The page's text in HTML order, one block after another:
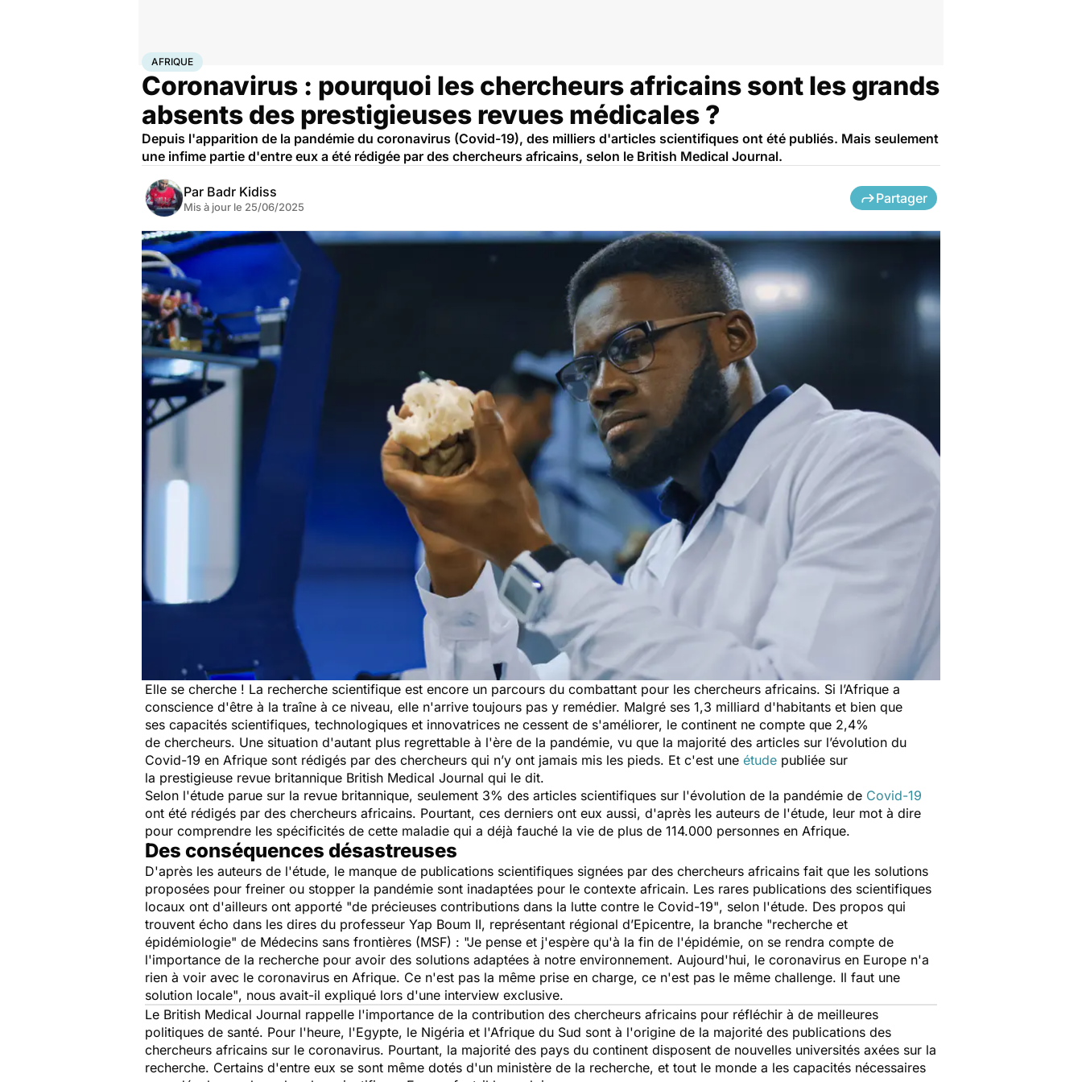
AccueilSantéAfrique
AFRIQUE
Coronavirus : pourquoi les chercheurs africains sont les grands
absents des prestigieuses revues médicales ?
Depuis l'apparition de la pandémie du coronavirus (Covid-19), des milliers d'articles scientifiques ont été publiés. Mais seulement
une infime partie d'entre eux a été rédigée par des chercheurs africains, selon le British Medical Journal.
Par Badr Kidiss
Mis à jour le 25/06/2025
Partager
Elle se cherche ! La recherche scientifique est encore un parcours du combattant pour les chercheurs africains. Si l’Afrique a
conscience d'être à la traîne à ce niveau, elle n'arrive toujours pas y remédier. Malgré ses 1,3 milliard d'habitants et bien que
ses capacités scientifiques, technologiques et innovatrices ne cessent de s'améliorer, le continent ne compte que 2,4%
de chercheurs. Une situation d'autant plus regrettable à l'ère de la pandémie, vu que la majorité des articles sur l’évolution du
Covid-19 en Afrique sont rédigés par des chercheurs qui n’y ont jamais mis les pieds. Et c'est une étude publiée sur
la prestigieuse revue britannique British Medical Journal qui le dit.
Selon l'étude parue sur la revue britannique, seulement 3% des articles scientifiques sur l'évolution de la pandémie de Covid-19
ont été rédigés par des chercheurs africains. Pourtant, ces derniers ont eux aussi, d'après les auteurs de l'étude, leur mot à dire
pour comprendre les spécificités de cette maladie qui a déjà fauché la vie de plus de 114.000 personnes en Afrique.
Des conséquences désastreuses
D'après les auteurs de l'étude, le manque de publications scientifiques signées par des chercheurs africains fait que les solutions
proposées pour freiner ou stopper la pandémie sont inadaptées pour le contexte africain. Les rares publications des scientifiques
locaux ont d'ailleurs ont apporté "de précieuses contributions dans la lutte contre le Covid-19", selon l'étude. Des propos qui
trouvent écho dans les dires du professeur Yap Boum II, représentant régional d’Epicentre, la branche "recherche et
épidémiologie" de Médecins sans frontières (MSF) : "Je pense et j'espère qu'à la fin de l'épidémie, on se rendra compte de
l'importance de la recherche pour avoir des solutions adaptées à notre environnement. Aujourd'hui, le coronavirus en Europe n'a
rien à voir avec le coronavirus en Afrique. Ce n'est pas la même prise en charge, ce n'est pas le même challenge. Il faut une
solution locale", nous avait-il expliqué lors d'une interview exclusive.
Le British Medical Journal rappelle l'importance de la contribution des chercheurs africains pour réfléchir à de meilleures
politiques de santé. Pour l'heure, l'Egypte, le Nigéria et l'Afrique du Sud sont à l'origine de la majorité des publications des
chercheurs africains sur le coronavirus. Pourtant, la majorité des pays du continent disposent de nouvelles universités axées sur la
recherche. Certains d'entre eux se sont même dotés d'un ministère de la recherche, et tout le monde a les capacités nécessaires